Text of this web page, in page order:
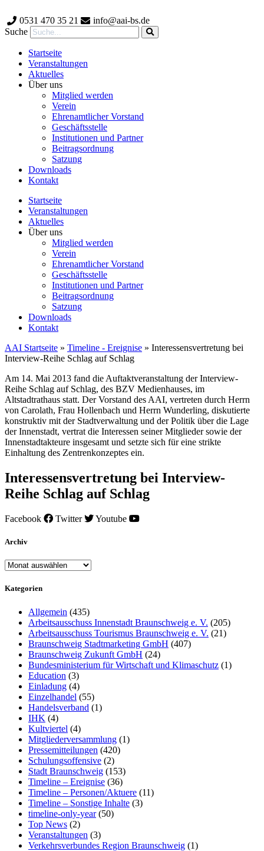
Inhalt
wechseln
0531 470 35 21
info@aai-bs.de
Suche
Startseite
Veranstaltungen
Aktuelles
Über uns
Mitglied werden
Verein
Ehrenamtlicher Vorstand
Geschäftsstelle
Institutionen und Partner
Beitragsordnung
Satzung
Downloads
Kontakt
Startseite
Veranstaltungen
Aktuelles
Über uns
Mitglied werden
Verein
Ehrenamtlicher Vorstand
Geschäftsstelle
Institutionen und Partner
Beitragsordnung
Satzung
Downloads
Kontakt
AAI Startseite » Timeline - Ereignise » Interessensvertretung bei
Interview-Reihe Schlag auf Schlag
Am 14. Mai 2013 fand die Auftaktveranstaltung der Interview-
Reihe Schlag auf Schlag, des BZV Medienhauses, im
Altstadtrathaus statt. Der Vorstand des AAI, vertreten durch Herrn
von Carolath, Frau Hollenbach und Herrn Wunderling, diskutierte
konstruktiv mit der Stadtverwaltung und der Politik über die Lage
der Innenstadt, vertrat die Interessen seiner Mitglieder sowie der
Innenstadtakteure insgesamt und setzte sich für eine strikte
Einhaltung des Zentrenkonzeptes ein.
Interessensvertretung bei Interview-
Reihe Schlag auf Schlag
Facebook Twitter Youtube
Archiv
Archiv
Kategorien
Allgemein (435)
Arbeitsausschuss Innenstadt Braunschweig e. V. (205)
Arbeitsausschuss Tourismus Braunschweig e. V. (21)
Braunschweig Stadtmarketing GmbH (407)
Braunschweig Zukunft GmbH (24)
Bundesministerium für Wirtschaft und Klimaschutz (1)
Education (3)
Einladung (4)
Einzelhandel (55)
Handelsverband (1)
IHK (4)
Kultviertel (4)
Mitgliederversammlung (1)
Pressemitteilungen (420)
Schulungsoffensive (2)
Stadt Braunschweig (153)
Timeline – Ereignise (36)
Timeline – Personen/Aktuere (11)
Timeline – Sonstige Inhalte (3)
timeline-only-year(50)
Top News (2)
Veranstaltungen (3)
Verkehrsverbundes Region Braunschweig (1)